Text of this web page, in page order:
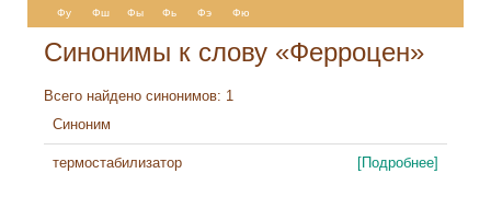
Фу
Фш Фы Фь Фэ Фю
Синонимы к слову «Ферроцен»
Всего найдено синонимов: 1
Синоним
термостабилизатор [Подробнее]